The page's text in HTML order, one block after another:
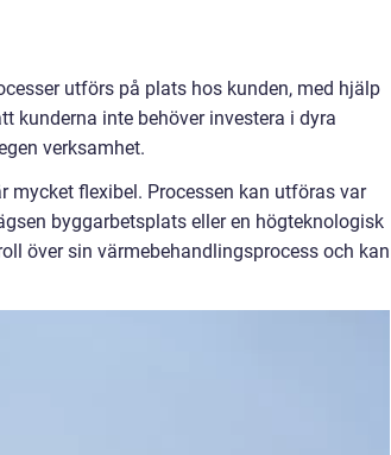
utförs på plats hos kunden, med hjälp
kunderna inte behöver investera i dyra
verksamhet.
mycket flexibel. Processen kan utföras var
byggarbetsplats eller en högteknologisk
över sin värmebehandlingsprocess och kan